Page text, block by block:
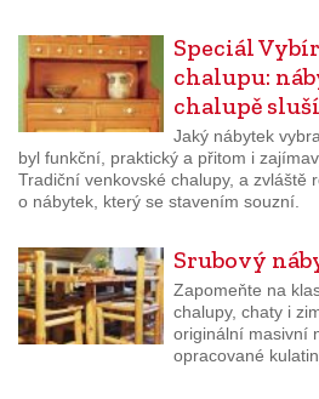
Speciál
chalupu:
chalupě sluší
Jaký nábytek
byl funkční, praktický a přitom i
Tradiční venkovské chalupy, a zvláště
o nábytek, který se stavením souzní.
Srubový
Zapomeňte na
chalupy, chaty i
originální masivní
opracované